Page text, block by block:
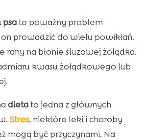
psato poważny problem
prowadzić do wielu powikłań.
na błonie śluzowej żołądka.
kwasu żołądkowego lub
dietato jedna z głównych
Stres, niektóre leki i choroby
mogą być przyczynami. Na